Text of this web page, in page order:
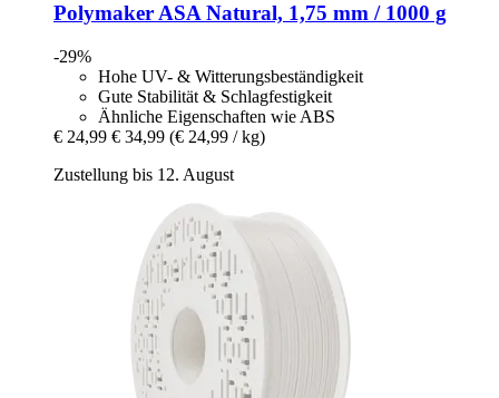
PolymakerASA Natural, 1,75 mm / 1000 g
-29%
Hohe UV- & Witterungsbeständigkeit
Gute Stabilität & Schlagfestigkeit
Ähnliche Eigenschaften wie ABS
€ 24,99 € 34,99 (€ 24,99 / kg)
Zustellung bis 12. August